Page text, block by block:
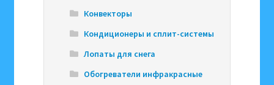
Конвекторы
Кондиционеры и сплит-системы
Лопаты для снега
Обогреватели инфракрасные